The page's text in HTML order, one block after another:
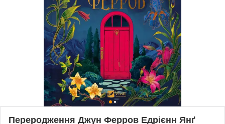
Переродження Джун Ферров Едрієнн Янґ